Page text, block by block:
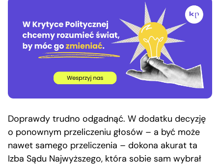
Doprawdy trudno odgadnąć. W dodatku decyzję
o ponownym przeliczeniu głosów – a być może
nawet samego przeliczenia – dokona akurat ta
Izba Sądu Najwyższego, która sobie sam wybrał